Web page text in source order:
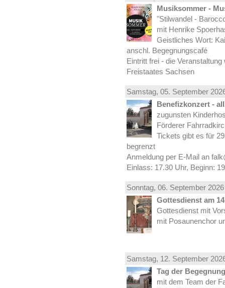
Musiksommer -
"Stilwandel -
mit Henrike
Geistliches Wort:
anschl. Begegnungscafé
Eintritt frei - die
Freistaates Sachsen
Samstag, 05. September
Benefizkonzert -
zugunsten
Förderer
Tickets gibt es für
begrenzt
Anmeldung per E-Mail an
Einlass: 17.30 Uhr, Beginn:
Sonntag, 06. September
Gottesdienst am
Gottesdienst mit
mit Posaunenchor
Samstag, 12. September
Tag der
mit dem Team der